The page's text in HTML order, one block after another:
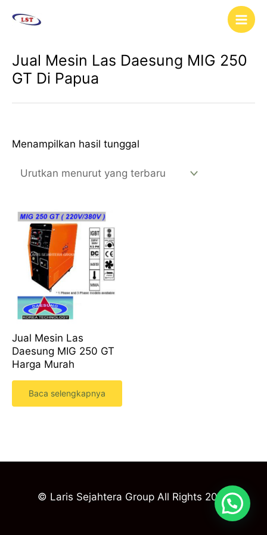
Main
Jual Mesin Las Daesung MIG 250
GT Di Papua
Menampilkan hasil tunggal
Jual Mesin Las
Daesung MIG 250 GT
Harga Murah
Baca selengkapnya
© Laris Sejahtera Group All Rights 2023